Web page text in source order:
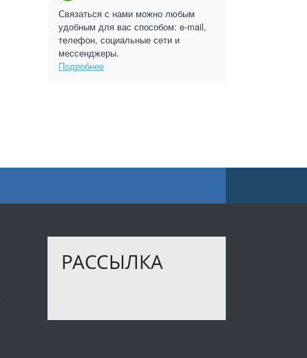
Связаться с нами можно любым
удобным для вас способом: e-mail,
телефон, социальные сети и
мессенджеры.
Подробнее
РАССЫЛКА